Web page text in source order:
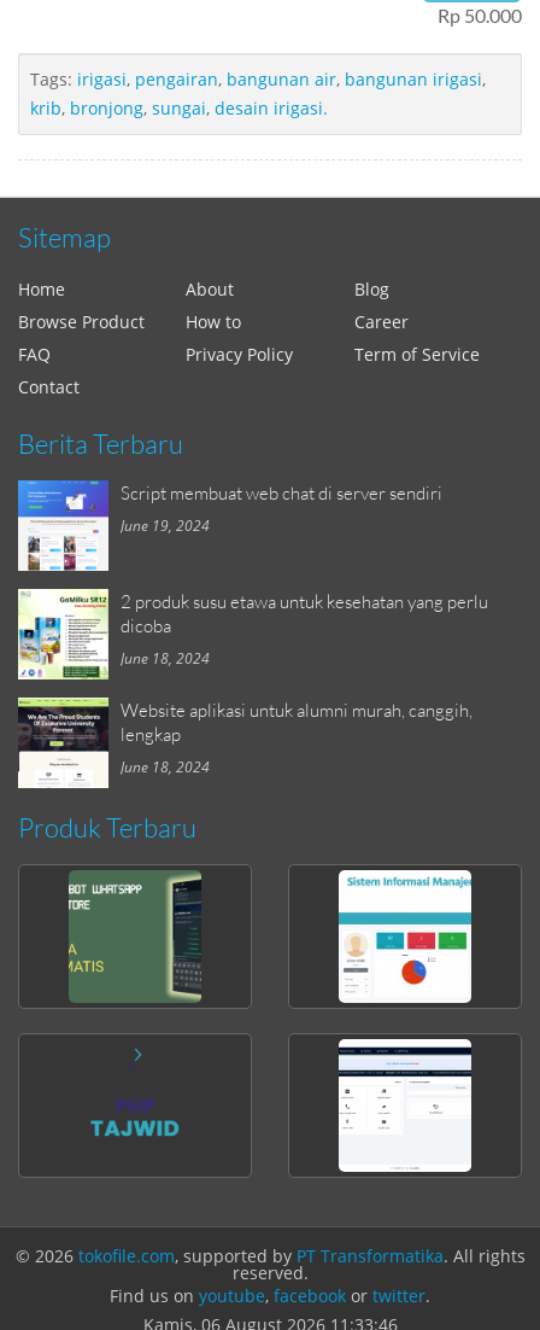
Rp 50.000
Tags: irigasi, pengairan, bangunan air, bangunan irigasi,
krib, bronjong, sungai, desain irigasi.
Sitemap
Home About
Blog
Browse Product
How to
Career
FAQ
Privacy Policy
Term of Service
Contact
Berita Terbaru
Script membuat web chat di server sendiri
June 19, 2024
2 produk susu etawa untuk kesehatan yang perlu
dicoba
June 18, 2024
Website aplikasi untuk alumni murah, canggih,
lengkap
June 18, 2024
Produk Terbaru
© 2026 tokofile.com, supported by PT Transformatika. All rights
reserved.
Find us on youtube, facebook or twitter.
Kamis, 06 August 2026 11:33:46